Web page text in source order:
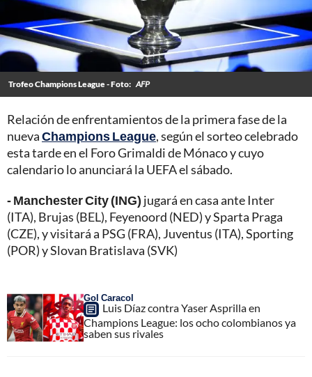
Trofeo Champions League - Foto: AFP
Relación de enfrentamientos de la primera fase de la
nuevaChampions League, según el sorteo celebrado
esta tarde en el Foro Grimaldi de Mónaco y cuyo
calendario lo anunciará la UEFA el sábado.
- Manchester City (ING) jugará en casa ante Inter
(ITA), Brujas (BEL), Feyenoord (NED) y Sparta Praga
(CZE), y visitará a PSG (FRA), Juventus (ITA), Sporting
(POR) y Slovan Bratislava (SVK)
Gol Caracol
Luis Díaz contra Yaser Asprilla en
Champions League: los ocho colombianos ya
saben sus rivales